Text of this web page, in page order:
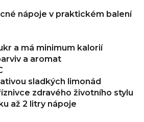
nápoje v praktickém balení
a má minimum kalorií
a aromat
sladkých limonád
zdravého životního stylu
až 2 litry nápoje